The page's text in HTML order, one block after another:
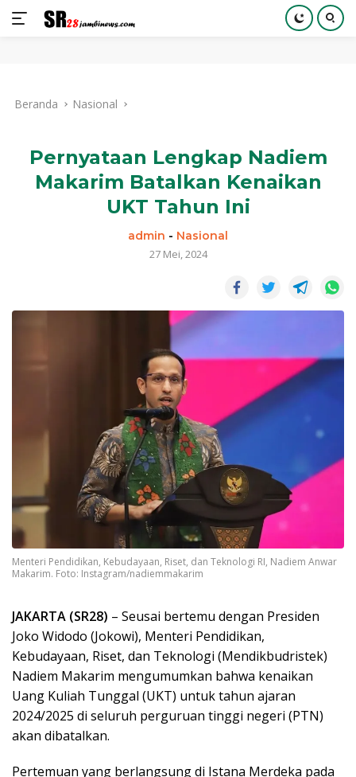
kontenBeranda Nasional
Pernyataan Lengkap Nadiem
Makarim Batalkan Kenaikan
UKT Tahun Ini
admin - Nasional
27 Mei, 2024
Menteri Pendidikan, Kebudayaan, Riset, dan Teknologi RI, Nadiem Anwar
Makarim. Foto: Instagram/nadiemmakarim
JAKARTA (SR28) – Seusai bertemu dengan Presiden
Joko Widodo (Jokowi), Menteri Pendidikan,
Kebudayaan, Riset, dan Teknologi (Mendikbudristek)
Nadiem Makarim mengumumkan bahwa kenaikan
Uang Kuliah Tunggal (UKT) untuk tahun ajaran
2024/2025 di seluruh perguruan tinggi negeri (PTN)
akan dibatalkan.
Pertemuan yang berlangsung di Istana Merdeka pada